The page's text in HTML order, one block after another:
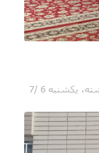
کارگاه آموزشی هدایت تحصیلی و الزامات انتخاب رشته، یکشنبه 6 /7